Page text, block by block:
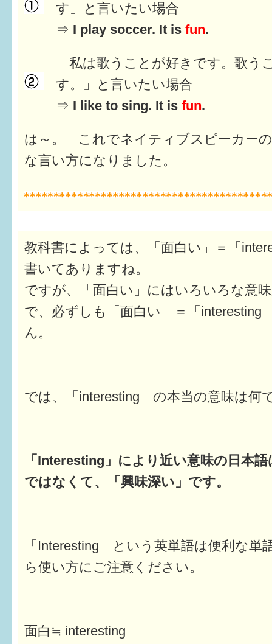
す」と言いたい場合
⇒ I play soccer. It is fun.
「私は歌うことが好きです。歌う
す。」と言いたい場合
⇒ I like to sing. It is fun.
は～。 これでネイティブスピーカー
な言い方になりました。
教科書によっては、「面白い」＝「
書いてありますね。
ですが、「面白い」にはいろいろな意
で、必ずしも「面白い」＝「interesting
ん。
では、「interesting」の本当の意味は何
「Interesting」により近い意味の日本
ではなくて、「興味深い」です。
「Interesting」という英単語は便利な単
ら使い方にご注意ください。
面白≒ interesting